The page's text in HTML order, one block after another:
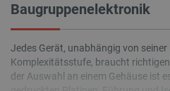
Baugruppenelektronik
Jedes Gerät, unabhängig von
Komplexitätsstufe, braucht
der Auswahl an einem Gehäuse ist